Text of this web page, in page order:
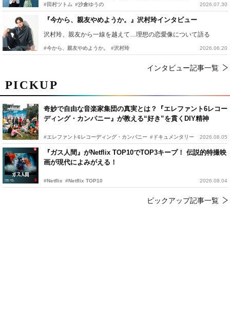
PICKUP
奇妙で自由な音楽家集団の真実とは？『エレファント6レコー
ディング・カンパニー』が教える“好き”を貫くDIY精神
#エレファント6レコーディング・カンパニー #ドキュメンタリー 2026.08.05
『ガス人間』がNetflix TOP10でTOP3キープ！ 伝説的特撮映
画が現代によみがえる！
#Netflix #Netflix TOP10 2026.08.04
ピックアップ記事一覧
#田村ツトム #沙倉ゆうの 2026.07.30
『今から、親友やめようか。』沢村玲インタビュー
沢村玲、親友から一線を越えて…理想の恋愛像について語る
#今から、親友やめようか。 #沢村玲 2026.06.20
インタビュー記事一覧